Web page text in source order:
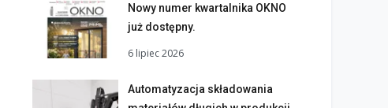
Nowy numer kwartalnika OKNO
już dostępny.
6 lipiec 2026
Automatyzacja składowania